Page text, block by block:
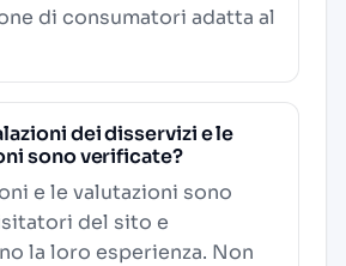
di consumatori adatta al
dei disservizi e le
sono verificate?
e le valutazioni sono
del sito e
la loro esperienza. Non